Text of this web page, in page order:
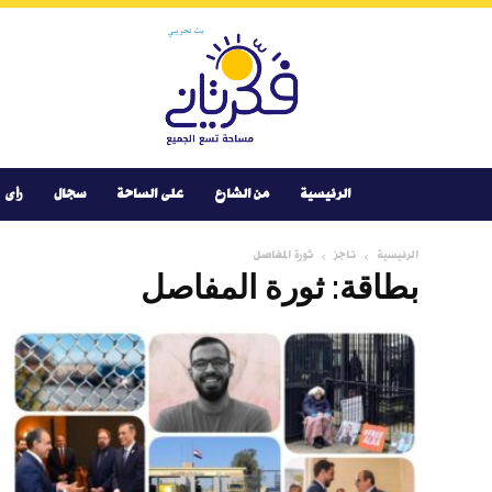
الرئيسية من الشارع على الساحة سجال رأى
الرئيسية تاجز ثورة المفاصل
بطاقة: ثورة المفاصل